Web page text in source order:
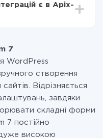
які за фактом
в іншу через
про
є в Apix-
7
WordPress
створення
Відрізняється
завдяки
складні форми
7 постійно
високою